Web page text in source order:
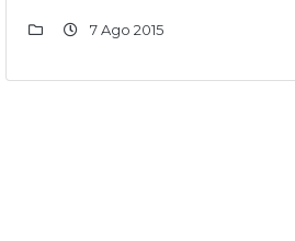
7 Ago 2015